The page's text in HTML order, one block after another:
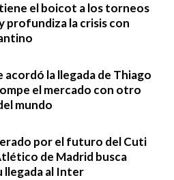
el boicot a los torneos
profundiza la crisis con
acordó la llegada de Thiago
el mercado con otro
mundo
por el futuro del Cuti
de Madrid busca
llegada al Inter